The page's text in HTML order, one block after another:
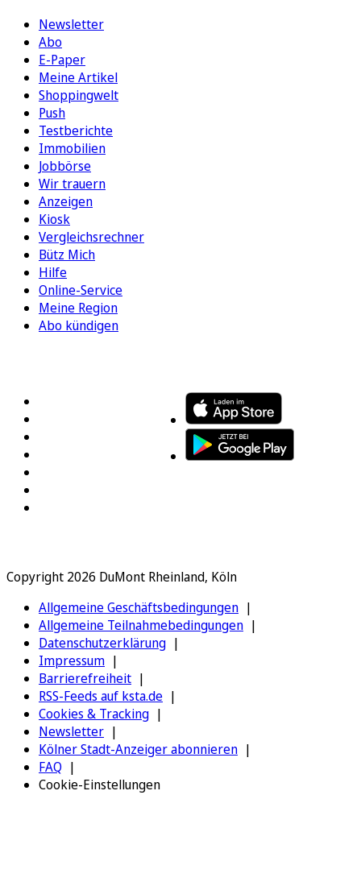
Newsletter
Abo
E-Paper
Meine Artikel
Shoppingwelt
Push
Testberichte
Immobilien
Jobbörse
Wir trauern
Anzeigen
Kiosk
Vergleichsrechner
Bütz Mich
Hilfe
Online-Service
Meine Region
Abo kündigen
Copyright 2026 DuMont Rheinland, Köln
Allgemeine Geschäftsbedingungen
Allgemeine Teilnahmebedingungen
Datenschutzerklärung
Impressum
Barrierefreiheit
RSS-Feeds auf ksta.de
Cookies & Tracking
Newsletter
Kölner Stadt-Anzeiger abonnieren
FAQ
Cookie-Einstellungen